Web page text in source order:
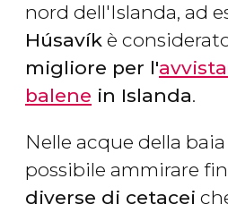
nord dell'Islanda, ad
Húsavík è
migliore per l'
balene in Islanda.
Nelle acque della
possibile ammirare
diverse di cetacei